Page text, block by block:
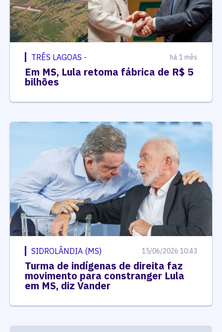
TRÊS LAGOAS - há 1 mês
Em MS, Lula retoma fábrica de R$ 5
bilhões
SIDROLÂNDIA (MS) 15/06/2026 10:43
Turma de indígenas de direita faz
movimento para constranger Lula
em MS, diz Vander